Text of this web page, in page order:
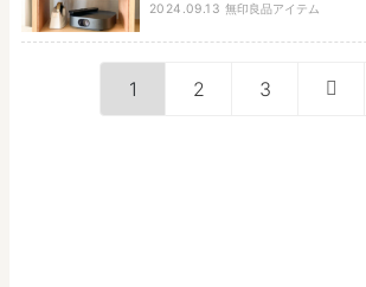
2024.09.13 無印良品アイテム
1 2 3